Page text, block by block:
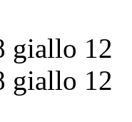
giallo 12
giallo 12